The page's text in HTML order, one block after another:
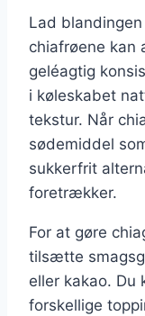
Lad
chiafrøene kan
geléagtig
i køleskabet
tekstur. Når
sødemiddel
sukkerfrit
foretrækker.
For at gøre
tilsætte
eller kakao. Du
forskellige